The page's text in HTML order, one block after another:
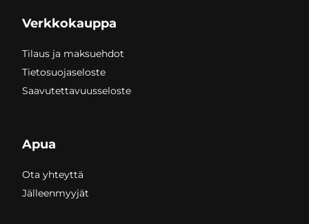
Verkkokauppa
Tilaus ja maksuehdot
Tietosuojaseloste
Saavutettavuusseloste
Apua
Ota yhteyttä
Jälleenmyyjät